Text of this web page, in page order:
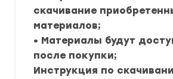
скачивание
материалов;
• Материалы будут
после покупки;
Инструкция по